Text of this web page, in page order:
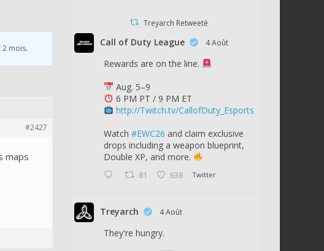
2 mois.
#2427
maps
Treyarch Retweeté
Call of Duty League 4 Août
Rewards are on the line.
Aug. 5–9
6 PM PT / 9 PM ET
http://Twitch.tv/CallofDuty_Esports
Watch #EWC26 and claim exclusive
drops including a weapon blueprint,
Double XP, and more.
81 638 Twitter
Treyarch 4 Août
They're hungry.